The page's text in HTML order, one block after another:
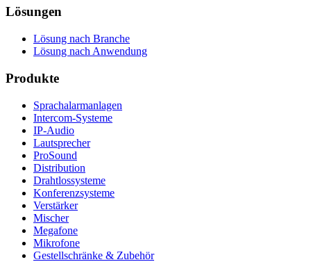
Lösungen
Lösung nach Branche
Lösung nach Anwendung
Produkte
Sprachalarmanlagen
Intercom-Systeme
IP-Audio
Lautsprecher
ProSound
Distribution
Drahtlossysteme
Konferenzsysteme
Verstärker
Mischer
Megafone
Mikrofone
Gestellschränke & Zubehör